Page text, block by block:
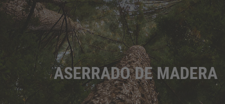
ASERRADO DE MADERA